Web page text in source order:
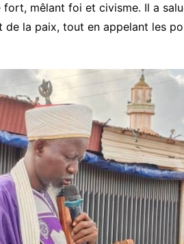
fort, mêlant foi et civisme. Il a
la paix, tout en appelant les